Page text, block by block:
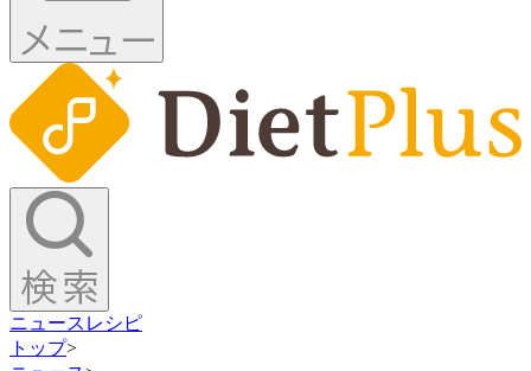
ニュース レシピ
トップ>